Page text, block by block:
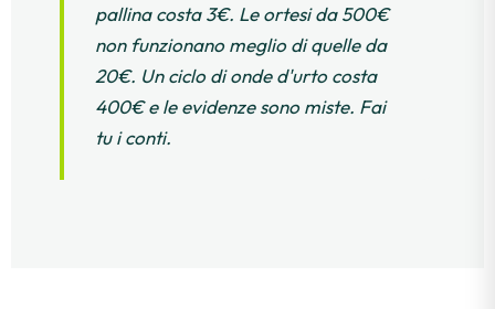
pallina costa 3€. Le ortesi da 500€
non funzionano meglio di quelle da
20€. Un ciclo di onde d'urto costa
400€ e le evidenze sono miste. Fai
tu i conti.